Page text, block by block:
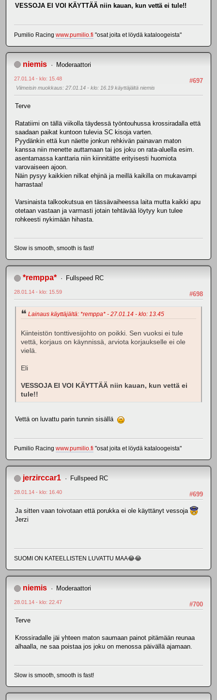
VESSOJA EI VOI KÄYTTÄÄ niin kauan, kun vettä ei tule!!
Pumilio Racing www.pumilio.fi "osat joita et löydä kataloogeista"
niemis Moderaattori
#697
27.01.14 - klo: 15.48
Viimeisin muokkaus: 27.01.14 - klo: 16.19 käyttäjältä niemis
Terve
Ratatiimi on tällä viikolla täydessä työntouhussa krossiradalla että
saadaan paikat kuntoon tulevia SC kisoja varten.
Pyydänkin että kun näette jonkun rehkivän painavan maton
kanssa niin menette auttamaan tai jos joku on rata-aluella esim.
asentamassa kanttaria niin kiinnitätte erityisesti huomiota
varovaiseen ajoon.
Näin pysyy kaikkien nilkat ehjinä ja meillä kaikilla on mukavampi
harrastaa!
Varsinaista talkookutsua en tässävaiheessa laita mutta kaikki apu
otetaan vastaan ja varmasti jotain tehtävää löytyy kun tulee
rohkeesti nykimään hihasta.
Slow is smooth, smooth is fast!
*remppa* Fullspeed RC
#698
28.01.14 - klo: 15.59
Lainaus käyttäjältä: *remppa* - 27.01.14 - klo: 13.45
Kiinteistön tonttivesijohto on poikki. Sen vuoksi ei tule
vettä, korjaus on käynnissä, arviota korjaukselle ei ole
vielä.
Eli
VESSOJA EI VOI KÄYTTÄÄ niin kauan, kun vettä ei
tule!!
Vettä on luvattu parin tunnin sisällä
Pumilio Racing www.pumilio.fi "osat joita et löydä kataloogeista"
jerzirccar1 Fullspeed RC
#699
28.01.14 - klo: 16.40
Ja sitten vaan toivotaan että porukka ei ole käyttänyt vessoja
Jerzi
SUOMI ON KATEELLISTEN LUVATTU MAA😂😂
niemis Moderaattori
#700
28.01.14 - klo: 22.47
Terve
Krossiradalle jäi yhteen maton saumaan painot pitämään reunaa
alhaalla, ne saa poistaa jos joku on menossa päivällä ajamaan.
Slow is smooth, smooth is fast!